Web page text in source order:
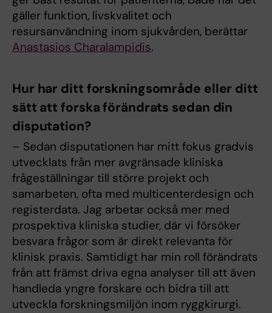
gäller funktion, livskvalitet och
resursanvändning inom sjukvården, berättar
Anastasios Charalampidis.
Hur har ditt forskningsområde eller ditt
sätt att forska förändrats sedan din
disputation?
– Sedan disputationen har mitt fokus gradvis
utvecklats från mer avgränsade kliniska
frågeställningar till större projekt och
samarbeten, ofta med multicenterdesign och
registerdata. Jag arbetar också mer med
prospektiva kliniska studier, där vi försöker
besvara frågor som är direkt relevanta för
klinisk praxis. Samtidigt har min roll förändrats
från att främst driva egna analyser till att även
handleda yngre forskare och bidra till att
utveckla forskningsmiljön inom ryggkirurgi.